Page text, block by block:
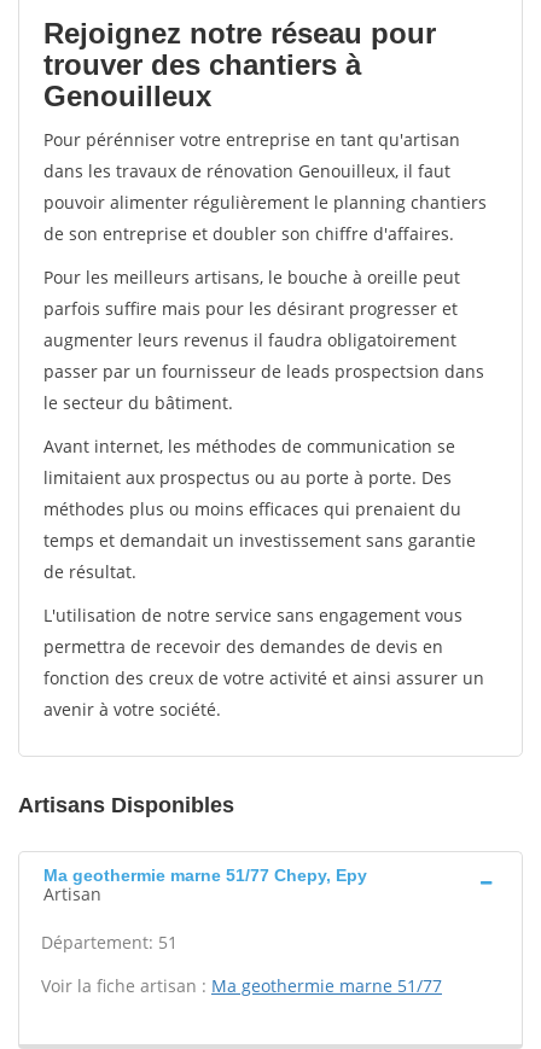
Rejoignez notre réseau pour
trouver des chantiers à
Genouilleux
Pour pérénniser votre entreprise en tant qu'artisan
dans les travaux de rénovation Genouilleux, il faut
pouvoir alimenter régulièrement le planning chantiers
de son entreprise et doubler son chiffre d'affaires.
Pour les meilleurs artisans, le bouche à oreille peut
parfois suffire mais pour les désirant progresser et
augmenter leurs revenus il faudra obligatoirement
passer par un fournisseur de leads prospectsion dans
le secteur du bâtiment.
Avant internet, les méthodes de communication se
limitaient aux prospectus ou au porte à porte. Des
méthodes plus ou moins efficaces qui prenaient du
temps et demandait un investissement sans garantie
de résultat.
L'utilisation de notre service sans engagement vous
permettra de recevoir des demandes de devis en
fonction des creux de votre activité et ainsi assurer un
avenir à votre société.
Artisans Disponibles
Ma geothermie marne 51/77 Chepy, Epy
Artisan
Département: 51
Voir la fiche artisan : Ma geothermie marne 51/77